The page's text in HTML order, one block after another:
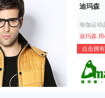
迪玛森
瑜伽运动
迪玛森.
点击拥